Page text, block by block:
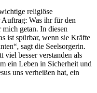
religiöse
Was ihr für den
getan. In diesen
ist spürbar, wenn sie Kräfte
sagt die Seelsorgerin.
viel besser verstanden als
ein Leben in Sicherheit und
uns verheißen hat, ein